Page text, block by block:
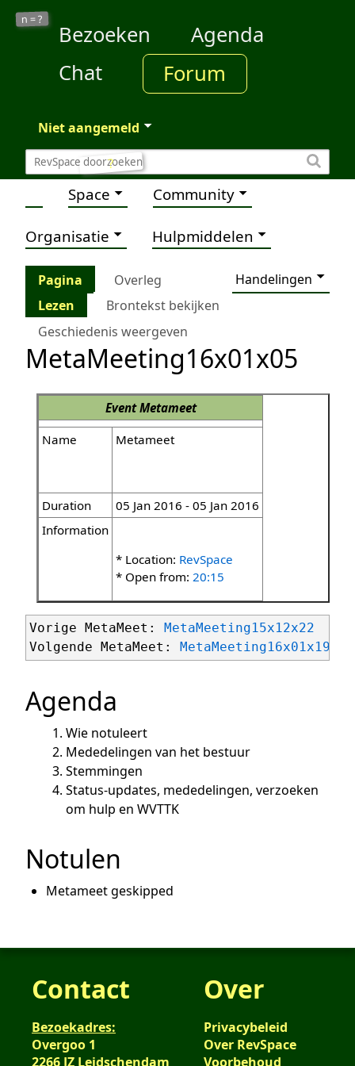
?
n =?
Bezoeken
Agenda
Chat
Forum
Niet aangemeld
Space Community
Organisatie Hulpmiddelen
Pagina Overleg
Handelingen
Lezen
Brontekst bekijken
Geschiedenis weergeven
MetaMeeting16x01x05
EventMetameet
Name
Metameet
Duration
05 Jan 2016 - 05 Jan 2016
Information
* Location: RevSpace
* Open from: 20:15
Vorige MetaMeet:
MetaMeeting15x12x22
Volgende MetaMeet:
MetaMeeting16x01x19
Agenda
Wie notuleert
Mededelingen van het bestuur
Stemmingen
Status-updates, mededelingen, verzoeken
om hulp en WVTTK
Notulen
Metameet geskipped
Contact
Bezoekadres:
Overgoo 1
2266 JZ Leidschendam
Over
Privacybeleid
Over RevSpace
Voorbehoud